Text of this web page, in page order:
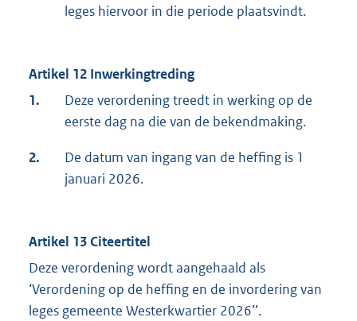
leges hiervoor in die periode plaatsvindt.
Artikel 12 Inwerkingtreding
1.
Deze verordening treedt in werking op de
eerste dag na die van de bekendmaking.
2.
De datum van ingang van de heffing is 1
januari 2026.
Artikel 13 Citeertitel
Deze verordening wordt aangehaald als
‘Verordening op de heffing en de invordering van
leges gemeente Westerkwartier 2026’’.